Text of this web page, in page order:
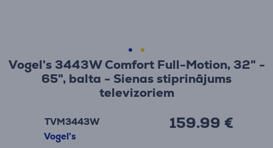
Vogel's 3443W Comfort Full-Motion, 32" -
65", balta - Sienas stiprinājums
televizoriem
TVM3443W
Vogel's
159.99 €